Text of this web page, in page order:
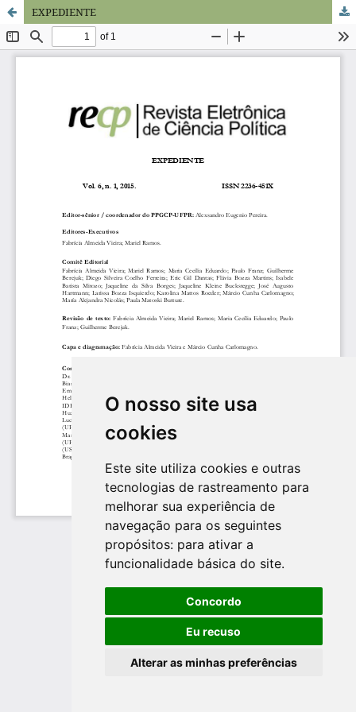
O nosso site usa
cookies
Este site utiliza cookies e outras
tecnologias de rastreamento para
melhorar sua experiência de
navegação para os seguintes
propósitos: para ativar a
funcionalidade básica do site.
Concordo
Eu recuso
Alterar as minhas preferências
EXPEDIENTE